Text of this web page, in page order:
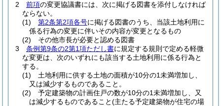
2
前項の変更協議書には、次に掲げる図書を添付しなければ
ならない。
(1)
第2条第2項各号に掲げる図書のうち、当該土地利用に
係る行為の変更に伴いその内容が変更となるもの
(2)
その他市長が必要と認める図書
3
条例第9条の2第1項ただし書に規定する規則で定める軽微
な変更は、次のいずれにも該当する土地利用に係る行為と
する。
(1)
土地利用に供する土地の面積が10分の1未満増加し、
又は減少するものであること。
(2)
予定建築物の計画住戸の数が10分の1未満増加し、又
は減少するものであること(主たる予定建築物が住宅の場